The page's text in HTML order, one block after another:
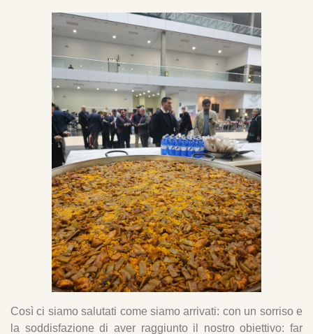
Così ci siamo salutati come siamo arrivati: con un sorriso e
la soddisfazione di aver raggiunto il nostro obiettivo: far